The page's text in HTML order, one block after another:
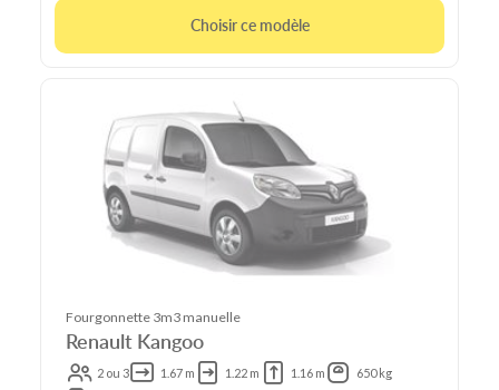
Choisir ce modèle
Fourgonnette 3m3 manuelle
Renault Kangoo
2 ou 3 1.67 m 1.22 m 1.16 m
650 kg